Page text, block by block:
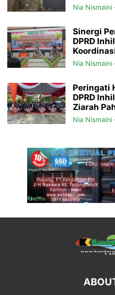
Nia Nismaini
Sinergi
DPRD
Nia Nismaini
Peringati
DPRD
Ziarah
Nia Nismaini